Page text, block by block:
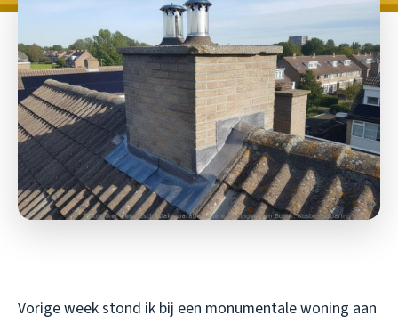
Vorige week stond ik bij een monumentale woning aan